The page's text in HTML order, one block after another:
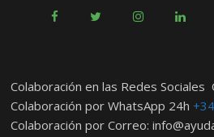
Colaboración en las Redes Sociales
Colaboración por WhatsApp 24h
Colaboración por Correo: